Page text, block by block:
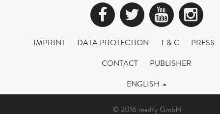
Facebook
Twitter
IMPRINT DATA PROTECTION T & C
PRESS
CONTACT
PUBLISHER
ENGLISH
© 2016 readfy GmbH